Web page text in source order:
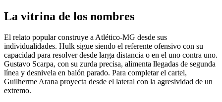
La vitrina de los nombres
El relato popular construye a Atlético-MG desde sus
individualidades. Hulk sigue siendo el referente ofensivo con su
capacidad para resolver desde larga distancia o en el uno contra uno.
Gustavo Scarpa, con su zurda precisa, alimenta llegadas de segunda
línea y desnivela en balón parado. Para completar el cartel,
Guilherme Arana proyecta desde el lateral con la agresividad de un
extremo.